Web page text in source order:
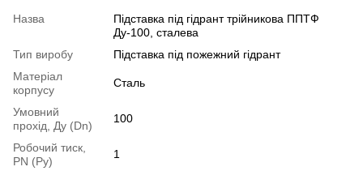
Назва
Підставка під гідрант трійникова ППТФ
Ду-100, сталева
Тип виробу
Підставка під пожежний гідрант
Матеріал
корпусу
Сталь
Умовний
прохід, Ду (Dn)
100
Робочий тиск,
PN (Ру)
1